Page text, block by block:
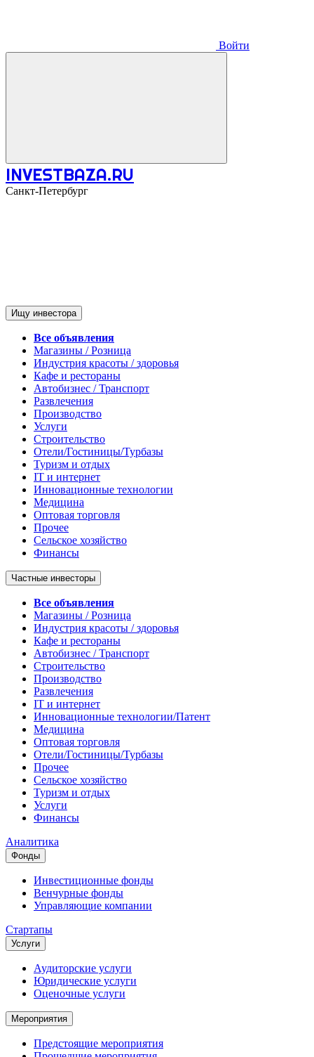
Войти
INVESTBAZA.RU
Санкт-Петербург
Ищу инвестора
Все объявления
Магазины / Розница
Индустрия красоты / здоровья
Кафе и рестораны
Автобизнес / Транспорт
Развлечения
Производство
Услуги
Строительство
Отели/Гостиницы/Турбазы
Туризм и отдых
IT и интернет
Инновационные технологии
Медицина
Оптовая торговля
Прочее
Сельское хозяйство
Финансы
Частные инвесторы
Все объявления
Магазины / Розница
Индустрия красоты / здоровья
Кафе и рестораны
Автобизнес / Транспорт
Строительство
Производство
Развлечения
IT и интернет
Инновационные технологии/Патент
Медицина
Оптовая торговля
Отели/Гостиницы/Турбазы
Прочее
Сельское хозяйство
Туризм и отдых
Услуги
Финансы
Аналитика
Фонды
Инвестиционные фонды
Венчурные фонды
Управляющие компании
Стартапы
Услуги
Аудиторские услуги
Юридические услуги
Оценочные услуги
Мероприятия
Предстоящие мероприятия